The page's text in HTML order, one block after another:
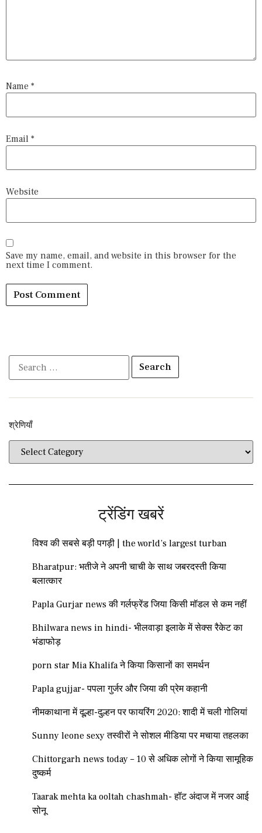
Name *
Email *
Website
Save my name, email, and website in this browser for the
next time I comment.
श्रेणियाँ​​
ट्रेंडिंग खबरें
विश्व की सबसे बड़ी पगड़ी | the world’s largest turban
Bharatpur: भतीजे ने अपनी चाची के साथ जबरदस्ती किया
बलात्कार
Papla Gurjar news की गर्लफ्रेंड जिया किसी मॉडल से कम नहीं
Bhilwara news in hindi- भीलवाड़ा इलाके में सेक्स रैकेट का
भंडाफोड़
porn star Mia Khalifa ने किया किसानों का समर्थन
Papla gujjar- पपला गुर्जर और जिया की प्रेम कहानी
नीमकाथाना में दूल्हा-दुल्हन पर फायरिंग 2020: शादी में चली गोलियां
Sunny leone sexy तस्वीरों ने सोशल मीडिया पर मचाया तहलका
Chittorgarh news today – 10 से अधिक लोगों ने किया सामूहिक
दुष्कर्म
Taarak mehta ka ooltah chashmah- हॉट अंदाज में नजर आई
सोनू